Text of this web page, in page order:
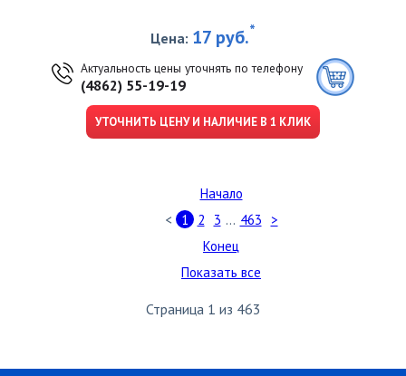
Цена: 17 руб.*
Актуальность цены уточнять по телефону
(4862) 55-19-19
УТОЧНИТЬ ЦЕНУ И НАЛИЧИЕ В 1 КЛИК
Начало
<
1 2 3 ... 463
>
Конец
Показать все
Страница 1 из 463